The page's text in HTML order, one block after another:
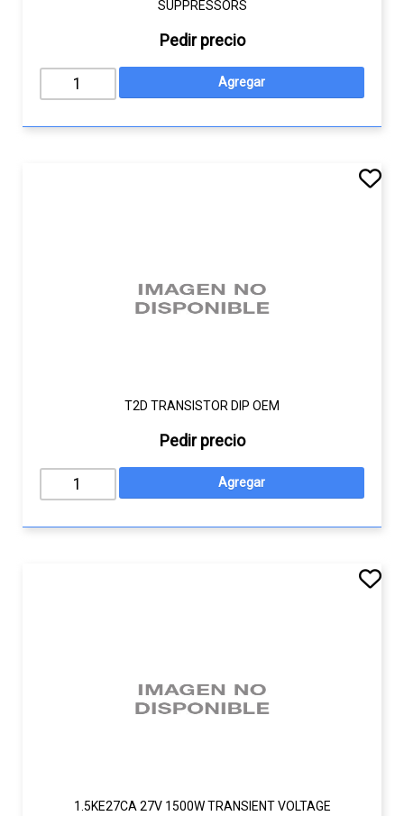
SUPPRESSORS
Pedir precio
T2D TRANSISTOR DIP OEM
Pedir precio
1.5KE27CA 27V 1500W TRANSIENT VOLTAGE